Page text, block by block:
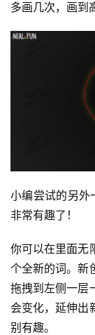
运
营
多画几次，画到
小编尝试的另外
非常有趣了！
你可以在里面无
个全新的词。新
拖拽到左侧一层
会变化，延伸出
别有趣。